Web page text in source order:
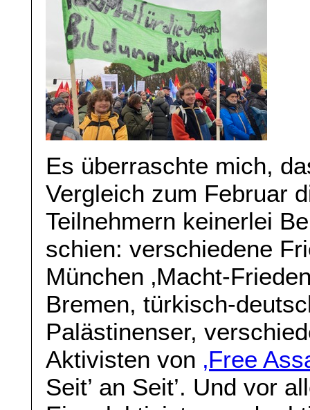
Es überraschte mich,
Vergleich zum Februar
Teilnehmern keinerlei
schien: verschiedene
München ‚Macht-
Bremen, türkisch-
Palästinenser,
Aktivisten von ‚Free
Seit’ an Seit’. Und vor